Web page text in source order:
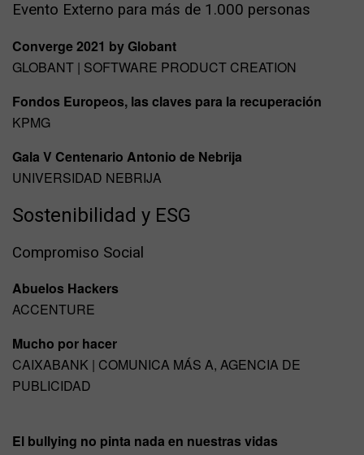
Evento Externo para más de 1.000 personas
Converge 2021 by Globant
GLOBANT | SOFTWARE PRODUCT CREATION
Fondos Europeos, las claves para la recuperación
KPMG
Gala V Centenario Antonio de Nebrija
UNIVERSIDAD NEBRIJA
Sostenibilidad y ESG
Compromiso Social
Abuelos Hackers
ACCENTURE
Mucho por hacer
CAIXABANK | COMUNICA MÁS A, AGENCIA DE
PUBLICIDAD
El bullying no pinta nada en nuestras vidas